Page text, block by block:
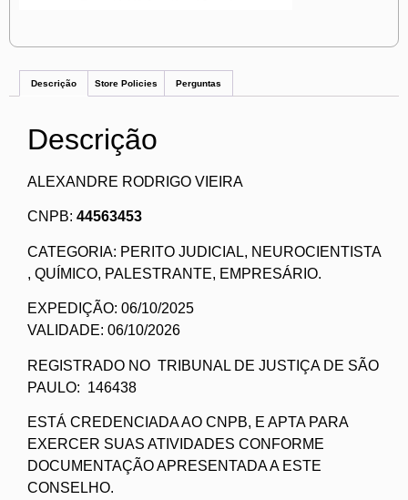
Descrição Store Policies Perguntas
Descrição
ALEXANDRE RODRIGO VIEIRA
CNPB: 44563453
CATEGORIA: PERITO JUDICIAL, NEUROCIENTISTA
, QUÍMICO, PALESTRANTE, EMPRESÁRIO.
EXPEDIÇÃO: 06/10/2025
VALIDADE: 06/10/2026
REGISTRADO NO TRIBUNAL DE JUSTIÇA DE SÃO
PAULO: 146438
ESTÁ CREDENCIADA AO CNPB, E APTA PARA
EXERCER SUAS ATIVIDADES CONFORME
DOCUMENTAÇÃO APRESENTADA A ESTE
CONSELHO.